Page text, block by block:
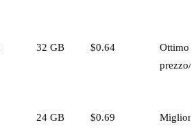
32 GB $0.64
Ottimo
prezzo/
24 GB $0.69
Miglior